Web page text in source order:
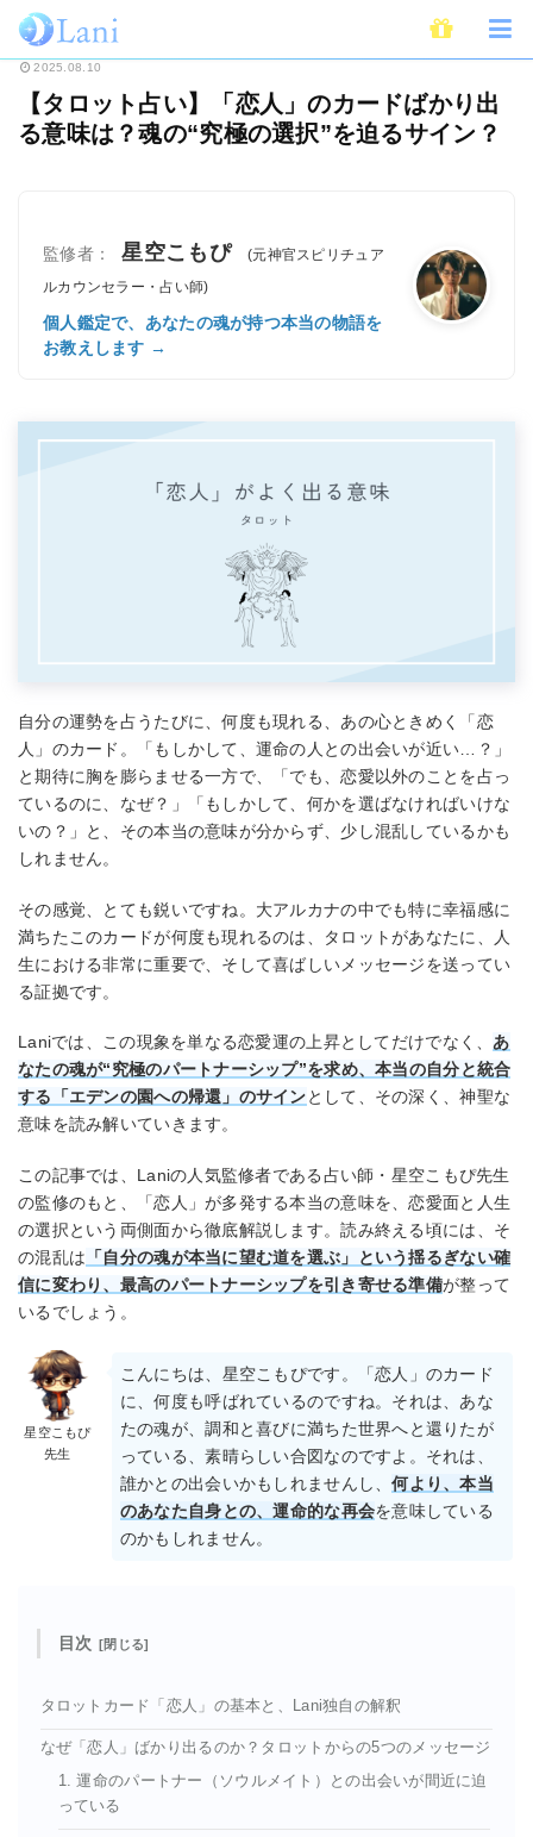
ホーム 未分類 【タロット占い】「恋人」のカードばかり出る意味は？魂
2025.08.10
【タロット占い】「恋人」のカードばかり出
る意味は？魂の“究極の選択”を迫るサイン？
監修者： 星空こもぴ
(元神官スピリチュア
ルカウンセラー・占い師)
個人鑑定で、あなたの魂が持つ本当の物語を
お教えします →
自分の運勢を占うたびに、何度も現れる、あの心ときめく「恋
人」のカード。「もしかして、運命の人との出会いが近い…？」
と期待に胸を膨らませる一方で、「でも、恋愛以外のことを占っ
ているのに、なぜ？」「もしかして、何かを選ばなければいけな
いの？」と、その本当の意味が分からず、少し混乱しているかも
しれません。
その感覚、とても鋭いですね。大アルカナの中でも特に幸福感に
満ちたこのカードが何度も現れるのは、タロットがあなたに、人
生における非常に重要で、そして喜ばしいメッセージを送ってい
る証拠です。
Laniでは、この現象を単なる恋愛運の上昇としてだけでなく、あ
なたの魂が“究極のパートナーシップ”を求め、本当の自分と統合
する「エデンの園への帰還」のサインとして、その深く、神聖な
意味を読み解いていきます。
この記事では、Laniの人気監修者である占い師・星空こもぴ先生
の監修のもと、「恋人」が多発する本当の意味を、恋愛面と人生
の選択という両側面から徹底解説します。読み終える頃には、そ
の混乱は 「自分の魂が本当に望む道を選ぶ」という揺るぎない確
信に変わり、最高のパートナーシップを引き寄せる準備が整って
いるでしょう。
星空こもぴ
先生
こんにちは、星空こもぴです。「恋人」のカード
に、何度も呼ばれているのですね。それは、あな
たの魂が、調和と喜びに満ちた世界へと還りたが
っている、素晴らしい合図なのですよ。それは、
誰かとの出会いかもしれませんし、何より、本当
のあなた自身との、運命的な再会を意味している
のかもしれません。
目次
タロットカード「恋人」の基本と、Lani独自の解釈
なぜ「恋人」ばかり出るのか？タロットからの5つのメッセージ
1. 運命のパートナー（ソウルメイト）との出会いが間近に迫
っている